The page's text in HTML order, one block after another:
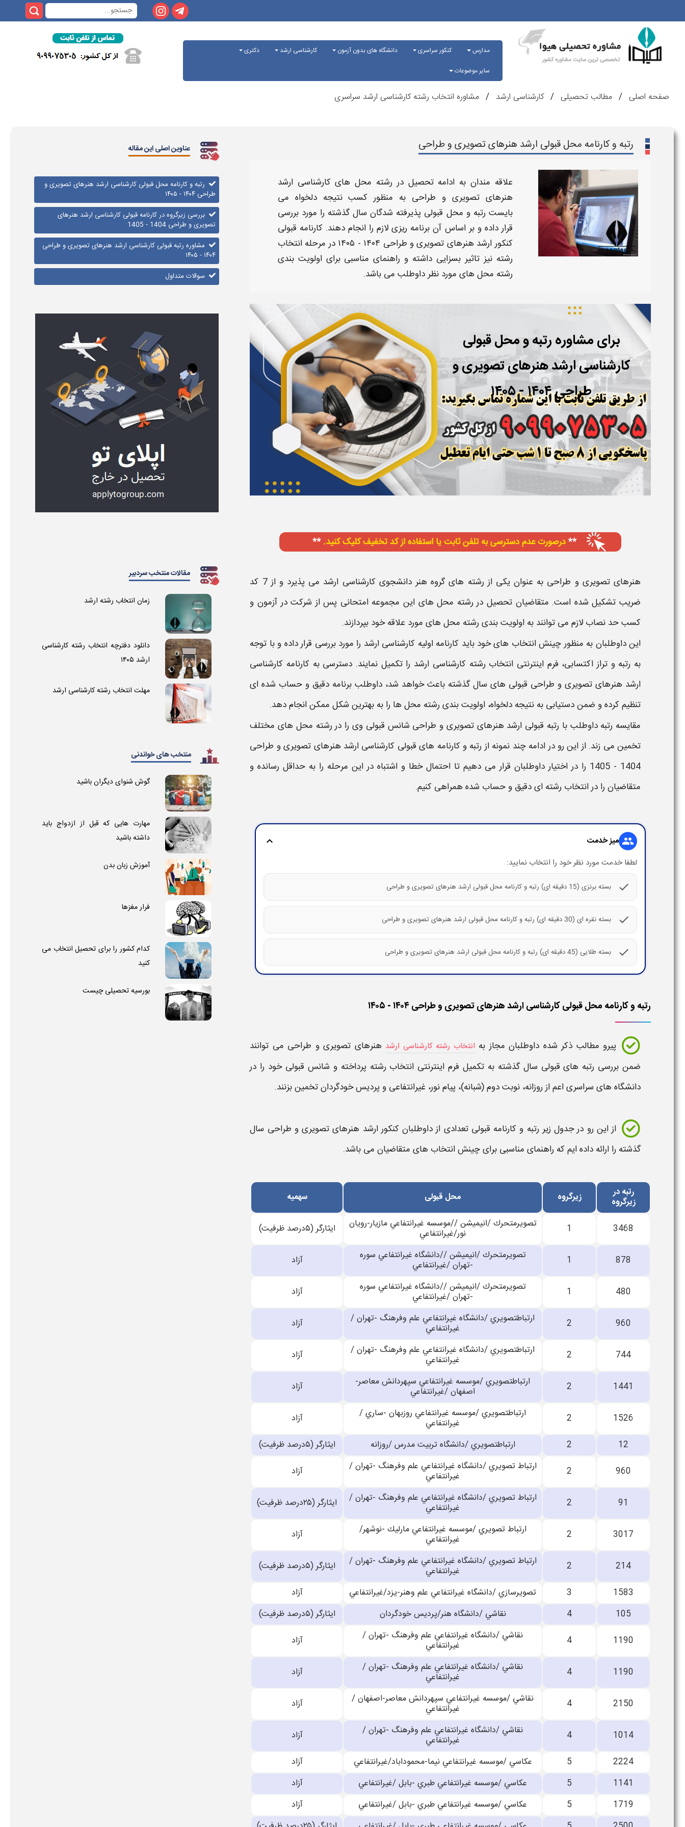
مدارس کنکور سراسری دانشگاه های بدون آزمون کارشناسی ارشد
دکتری
سایر موضوعات
صفحه اصلی مطالب تحصیلی کارشناسی ارشد مشاوره انتخاب رشته کارشناسی ارشد سراسری
رتبه و کارنامه محل قبولی ارشد هنرهای تصویری و طراحی
علاقه مندان به ادامه تحصیل در رشته محل های کارشناسی ارشد
هنرهای تصویری و طراحی به منظور کسب نتیجه دلخواه می
بایست رتبه و محل قبولی پذیرفته شدگان سال گذشته را مورد بررسی
قرار داده و بر اساس آن برنامه ریزی لازم را انجام دهند. کارنامه قبولی
کنکور ارشد هنرهای تصویری و طراحی ۱۴۰۴ - ۱۴۰۵​
در مرحله انتخاب
رشته نیز تاثیر بسزایی داشته و راهنمای مناسبی برای اولویت بندی
رشته محل های مورد نظر داوطلب می باشد.
برای مشاوره رتبه و محل قبولی
کارشناسی ارشدهنرهای تصویری و
طراحی ۱۴۰۴ - ۱۴۰۵
هنرهای تصویری و طراحی به عنوان یکی از رشته های گروه هنر دانشجوی کارشناسی ارشد
می پذیرد و از 7 کد
ضریب تشکیل شده است. متقاضیان تحصیل در رشته محل های این مجموعه امتحانی پس از شرکت در آزمون و
کسب حد نصاب لازم می توانند به اولویت بندی رشته محل های مورد علاقه خود بپردازند.
این داوطلبان به منظور چینش انتخاب های خود باید کارنامهاولیه کارشناسی ارشد را مورد بررسی قرار داده و با توجه
به رتبهو تراز اکتسابی، فرم اینترنتی انتخاب رشته کارشناسی ارشد را تکمیل نمایند. دسترسی به کارنامه کارشناسی
ارشد هنرهای تصویری و طراحی قبولی های سال گذشته باعث خواهد شد، داوطلب برنامه دقیق و حساب شده ای
تنظیم کرده و ضمن دستیابی به نتیجه دلخواه، اولویت بندی رشته محل ها را به بهترین شکل ممکن انجام دهد.
مقایسه رتبهداوطلب با رتبه قبولی ارشد هنرهای تصویری و طراحی شانس قبولیوی را در رشته محل های مختلف
تخمین می زند. از این رو در ادامه چند نمونه از رتبه و کارنامه های قبولی کارشناسی ارشد هنرهای تصویری و طراحی
1404 - 1405​​
را در اختیار داوطلبان قرار می دهیم تا احتمال خطا و اشتباه در این مرحله را به حداقل رسانده و
متقاضیان را در انتخاب رشته ای دقیق و حساب شده همراهی کنیم.
group میز خدمت expand_more
لطفا خدمت مورد نظر خود را انتخاب نمایید:
check بسته برنزی (15 دقیقه ای) رتبه و کارنامه محل قبولی ارشد هنرهای تصویری و طراحی
check بسته نقره ای (30 دقیقه ای) رتبه و کارنامه محل قبولی ارشد هنرهای تصویری و طراحی
check بسته طلایی (45 دقیقه ای) رتبه و کارنامه محل قبولی ارشد هنرهای تصویری و طراحی
رتبه و کارنامه محل قبولی کارشناسی ارشد هنرهای تصویری و طراحی ۱۴۰۴ - ۱۴۰۵
پیرو مطالب ذکر شده داوطلبان مجاز به انتخاب رشته کارشناسی ارشد هنرهای تصویری و طراحی می توانند
ضمن بررسی رتبه های قبولی سال گذشته به تکمیل فرم اینترنتی انتخاب رشتهپرداخته و شانس قبولیخود را در
دانشگاه های سراسری اعم از روزانه، نوبت دوم (شبانه)، پیام نور، غیرانتفاعی و پردیس خودگردان تخمین بزنند.
از این رو در جدول زیر رتبه و کارنامه قبولی تعدادی از داوطلبانکنکور ارشد هنرهای تصویری و طراحی سال
گذشته را ارائه داده ایم که راهنمای مناسبی برای چینش انتخاب های متقاضیان می باشد.
رتبه در
زیرگروه زیرگروه محل قبولی سهمیه
3468
1 تصويرمتحرك /انيميشن //موسسه غيرانتفاعي مازيار-رويان
نور/غيرانتفاعي ایثارگر (۵درصد ظرفیت)
878
1 تصويرمتحرك /انيميشن //دانشگاه غيرانتفاعي سوره
-تهران /غيرانتفاعي آزاد
480
1 تصويرمتحرك /انيميشن //دانشگاه غيرانتفاعي سوره
-تهران /غيرانتفاعي آزاد
960
2 ارتباطتصويري /دانشگاه غيرانتفاعي علم وفرهنگ -تهران /
غيرانتفاعي آزاد
744
2 ارتباطتصويري /دانشگاه غيرانتفاعي علم وفرهنگ -تهران /
غيرانتفاعي آزاد
1441
2 ارتباطتصويري /موسسه غيرانتفاعي سپهردانش معاصر-
اصفهان /غيرانتفاعي آزاد
1526
2 ارتباطتصويري /موسسه غيرانتفاعي روزبهان -ساري /
غيرانتفاعي
آزاد
12
2 ارتباطتصويري /دانشگاه تربيت مدرس /روزانه
ایثارگر (۵درصد ظرفیت)
960
2 ارتباط تصويري /دانشگاه غيرانتفاعي علم وفرهنگ -تهران /
غيرانتفاعي آزاد
91
2 ارتباط تصويري /دانشگاه غيرانتفاعي علم وفرهنگ -تهران /
غيرانتفاعي ایثارگر (۲۵درصد ظرفیت)
3017
2 ارتباط تصويري /موسسه غيرانتفاعي مارليك -نوشهر/
غيرانتفاعي آزاد
214
2 ارتباط تصويري /دانشگاه غيرانتفاعي علم وفرهنگ -تهران /
غيرانتفاعي
ایثارگر (۵درصد ظرفیت)
1583
3 تصويرسازي /دانشگاه غيرانتفاعي علم وهنر-يزد/غيرانتفاعي
آزاد
105
4 نقاشي /دانشگاه هنر/پرديس خودگردان
ایثارگر (۵درصد ظرفیت)
1190
4 نقاشي /دانشگاه غيرانتفاعي علم وفرهنگ -تهران /
غيرانتفاعي آزاد
1190
4 نقاشي /دانشگاه غيرانتفاعي علم وفرهنگ -تهران /
غيرانتفاعي آزاد
2150
4 نقاشي /موسسه غيرانتفاعي سپهردانش معاصر-اصفهان /
غيرانتفاعي آزاد
1014
4 نقاشي /دانشگاه غيرانتفاعي علم وفرهنگ -تهران /
غيرانتفاعي
آزاد
2224
5 عكاسي /موسسه غيرانتفاعي نيما-محموداباد/غيرانتفاعي
آزاد
1141
5 عكاسي /موسسه غيرانتفاعي طبري -بابل /غيرانتفاعي
آزاد
1719
5 عكاسي /موسسه غيرانتفاعي طبري -بابل /غيرانتفاعي
آزاد
عناوین اصلی این مقاله
رتبه و کارنامه محل قبولی کارشناسی ارشد هنرهای تصویری و
طراحی ۱۴۰۴ - ۱۴۰۵
بررسی زیرگروه در کارنامه قبولی کارشناسی ارشد هنرهای
تصویری و طراحی 1404 - 1405
مشاوره رتبه قبولی کارشناسی ارشد هنرهای تصویری و طراحی
۱۴۰۴ - ۱۴۰۵
سوالات متداول
مقالات منتخب سردبیر
زمان انتخاب رشته ارشد
دانلود دفترچه انتخاب رشته کارشناسی
ارشد ۱۴۰۵
مهلت انتخاب رشته کارشناسی ارشد
منتخب های خواندنی
گوش شنوای دیگران باشید
مهارت هایی که قبل از ازدواج باید
داشته باشید
آموزش زبان بدن
فرار مغزها
کدام کشور را برای تحصیل انتخاب می
کنید
بورسیه تحصیلی چیست